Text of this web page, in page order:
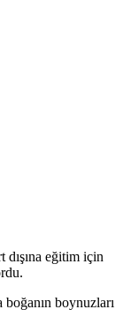
dışına eğitim için
boynuzları